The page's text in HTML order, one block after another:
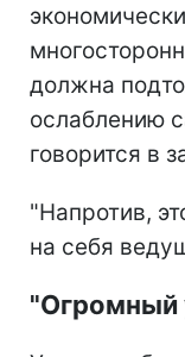
должна
ослаблению
говорится в
"Напротив,
на себя
"Огромный